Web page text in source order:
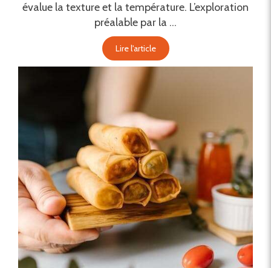
évalue la texture et la température. L’exploration
préalable par la ...
Lire l'article